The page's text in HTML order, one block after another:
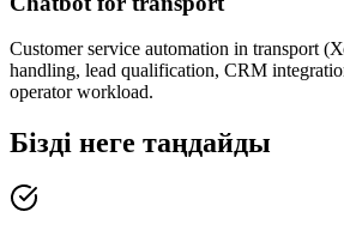
Customer service automation in transport
handling, lead qualification, CRM
operator workload.
Бізді неге таңдайды